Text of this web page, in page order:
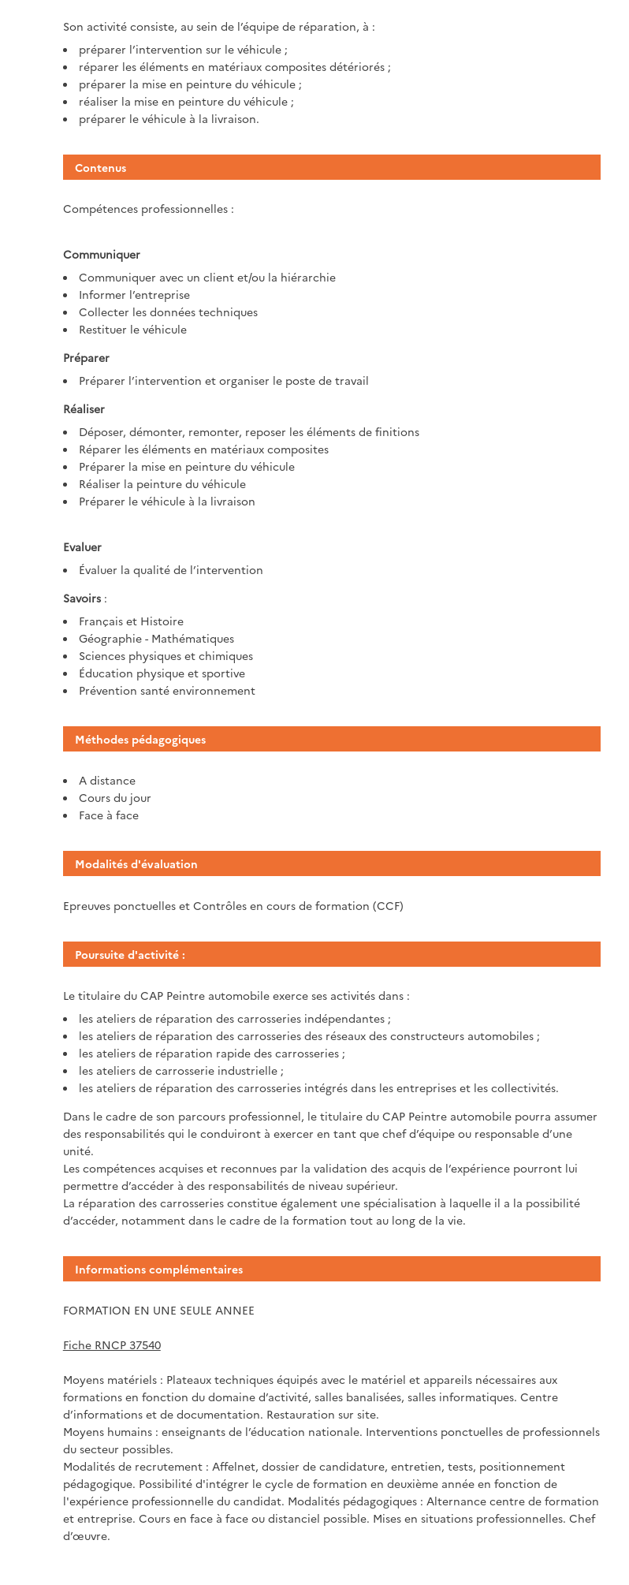
Son activité consiste, au sein de l’équipe de réparation, à :
préparer l’intervention sur le véhicule ;
réparer les éléments en matériaux composites détériorés ;
préparer la mise en peinture du véhicule ;
réaliser la mise en peinture du véhicule ;
préparer le véhicule à la livraison.
Contenus
Compétences professionnelles :
Communiquer
Communiquer avec un client et/ou la hiérarchie
Informer l’entreprise
Collecter les données techniques
Restituer le véhicule
Préparer
Préparer l’intervention et organiser le poste de travail
Réaliser
Déposer, démonter, remonter, reposer les éléments de finitions
Réparer les éléments en matériaux composites
Préparer la mise en peinture du véhicule
Réaliser la peinture du véhicule
Préparer le véhicule à la livraison
Evaluer
Évaluer la qualité de l’intervention
Savoirs:
Français et Histoire
Géographie - Mathématiques
Sciences physiques et chimiques
Éducation physique et sportive
Prévention santé environnement
Méthodes pédagogiques
A distance
Cours du jour
Face à face
Modalités d'évaluation
Epreuves ponctuelles et Contrôles en cours de formation (CCF)
Poursuite d'activité :
Le titulaire du CAP Peintre automobile exerce ses activités dans :
les ateliers de réparation des carrosseries indépendantes ;
les ateliers de réparation des carrosseries des réseaux des constructeurs automobiles ;
les ateliers de réparation rapide des carrosseries ;
les ateliers de carrosserie industrielle ;
les ateliers de réparation des carrosseries intégrés dans les entreprises et les collectivités.
Dans le cadre de son parcours professionnel, le titulaire du CAP Peintre automobile pourra assumer
des responsabilités qui le conduiront à exercer en tant que chef d’équipe ou responsable d’une
unité.
Les compétences acquises et reconnues par la validation des acquis de l’expérience pourront lui
permettre d’accéder à des responsabilités de niveau supérieur.
La réparation des carrosseries constitue également une spécialisation à laquelle il a la possibilité
d’accéder, notamment dans le cadre de la formation tout au long de la vie.
Informations complémentaires
FORMATION EN UNE SEULE ANNEE
Fiche RNCP 37540
Moyens matériels : Plateaux techniques équipés avec le matériel et appareils nécessaires aux
formations en fonction du domaine d’activité, salles banalisées, salles informatiques. Centre
d’informations et de documentation. Restauration sur site.
Moyens humains : enseignants de l’éducation nationale. Interventions ponctuelles de professionnels
du secteur possibles.
Modalités de recrutement : Affelnet, dossier de candidature, entretien, tests, positionnement
pédagogique. Possibilité d'intégrer le cycle de formation en deuxième année en fonction de
l'expérience professionnelle du candidat. Modalités pédagogiques : Alternance centre de formation
et entreprise. Cours en face à face ou distanciel possible. Mises en situations professionnelles. Chef
d’œuvre.